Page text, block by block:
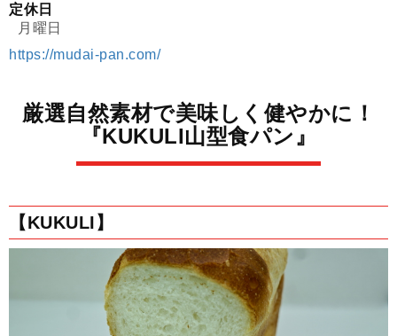
定休日
月曜日
https://mudai-pan.com/
厳選自然素材で美味しく健やかに！
『KUKULI山型食パン』
【KUKULI】